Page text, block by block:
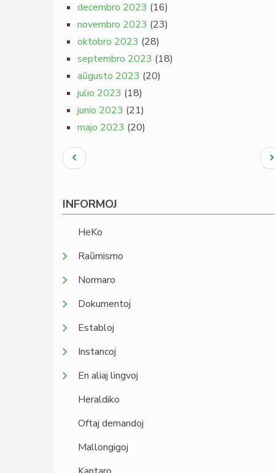
decembro 2023 (16)
novembro 2023 (23)
oktobro 2023 (28)
septembro 2023 (18)
aŭgusto 2023 (20)
julio 2023 (18)
junio 2023 (21)
majo 2023 (20)
Pagination
Antaŭa
paĝo
INFORMOJ
HeKo
Raŭmismo
Normaro
Dokumentoj
Establoj
Instancoj
En aliaj lingvoj
Heraldiko
Oftaj demandoj
Mallongigoj